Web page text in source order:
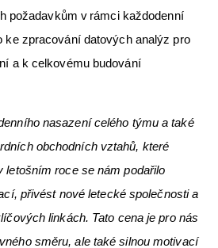
požadavkům v rámci každodenní
ke zpracování datových analýz pro
a k celkovému budování
nasazení celého týmu a také
obchodních vztahů, které
letošním roce se nám podařilo
přivést nové letecké společnosti a
linkách. Tato cena je pro nás
směru, ale také silnou motivací